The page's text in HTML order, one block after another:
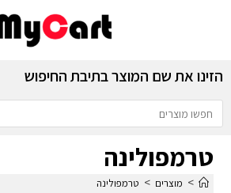
הזינו את שם המוצר בתיבת החיפוש
טרמפולינה
> מוצרים > טרמפולינה